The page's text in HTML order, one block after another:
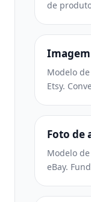
de
para
Modelo
Etsy.
aprimora
mão e
Etsy.
Foto de
Modelo
eBay.
de